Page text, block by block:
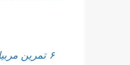
۶ تمرین مربیان کریس همسورث برای ساختن عضلات شکم